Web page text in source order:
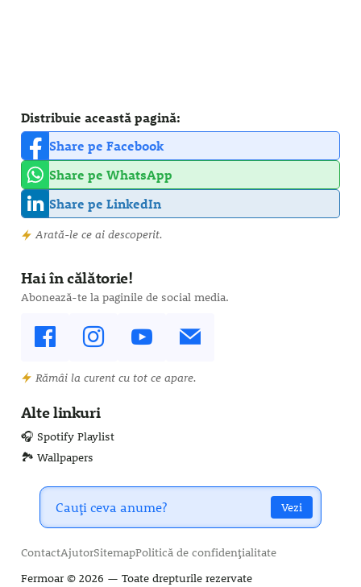
Distribuie această pagină:
Share pe Facebook
Share pe WhatsApp
Share pe LinkedIn
Arată-le ce ai descoperit.
Hai în călătorie!
Abonează-te la paginile de social media.
Rămâi la curent cu tot ce apare.
Alte linkuri
🎧 Spotify Playlist
🏞️ Wallpapers
Vezi
ContactAjutorSitemapPolitică de confidențialitate
Fermoar© 2026 — Toate drepturile rezervate